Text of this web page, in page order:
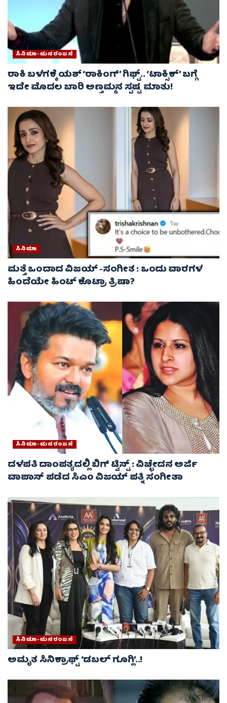
ಸಿನಿಮಾ-ಮನರಂಜನೆ
ರಾಕಿ ಬಳಗಕ್ಕೆ ಯಶ್‌ ‘ರಾಕಿಂಗ್’ ಗಿಫ್ಟ್.. ‘ಟಾಕ್ಸಿಕ್’ ಬಗ್ಗೆ
ಇದೇ ಮೊದಲ ಬಾರಿ ಅಣ್ತಮ್ಮನ ಸ್ಪಷ್ಟ ಮಾತು!
ಸಿನಿಮಾ
ಮತ್ತೆ ಒಂದಾದ ವಿಜಯ್ -ಸಂಗೀತ : ಒಂದು ವಾರಗಳ
ಹಿಂದೆಯೇ ಹಿಂಟ್ ಕೊಟ್ರಾ ತ್ರಿಷಾ?
ಸಿನಿಮಾ-ಮನರಂಜನೆ
ದಳಪತಿ ದಾಂಪತ್ಯದಲ್ಲಿ ಬಿಗ್ ಟ್ವಿಸ್ಟ್ : ವಿಚ್ಛೇದನ ಅರ್ಜಿ
ವಾಪಾಸ್‌ ಪಡೆದ ಸಿಎಂ ವಿಜಯ್ ಪತ್ನಿ ಸಂಗೀತಾ‌
ಸಿನಿಮಾ-ಮನರಂಜನೆ
ಅಮೃತ ಸಿನಿಕ್ರಾಫ್ಟ್ ‘ಡಬಲ್ ಗೂಗ್ಲಿ’..!